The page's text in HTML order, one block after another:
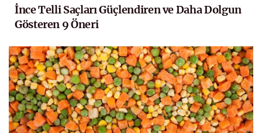
İnce Telli Saçları Güçlendiren ve Daha Dolgun
Gösteren 9 Öneri